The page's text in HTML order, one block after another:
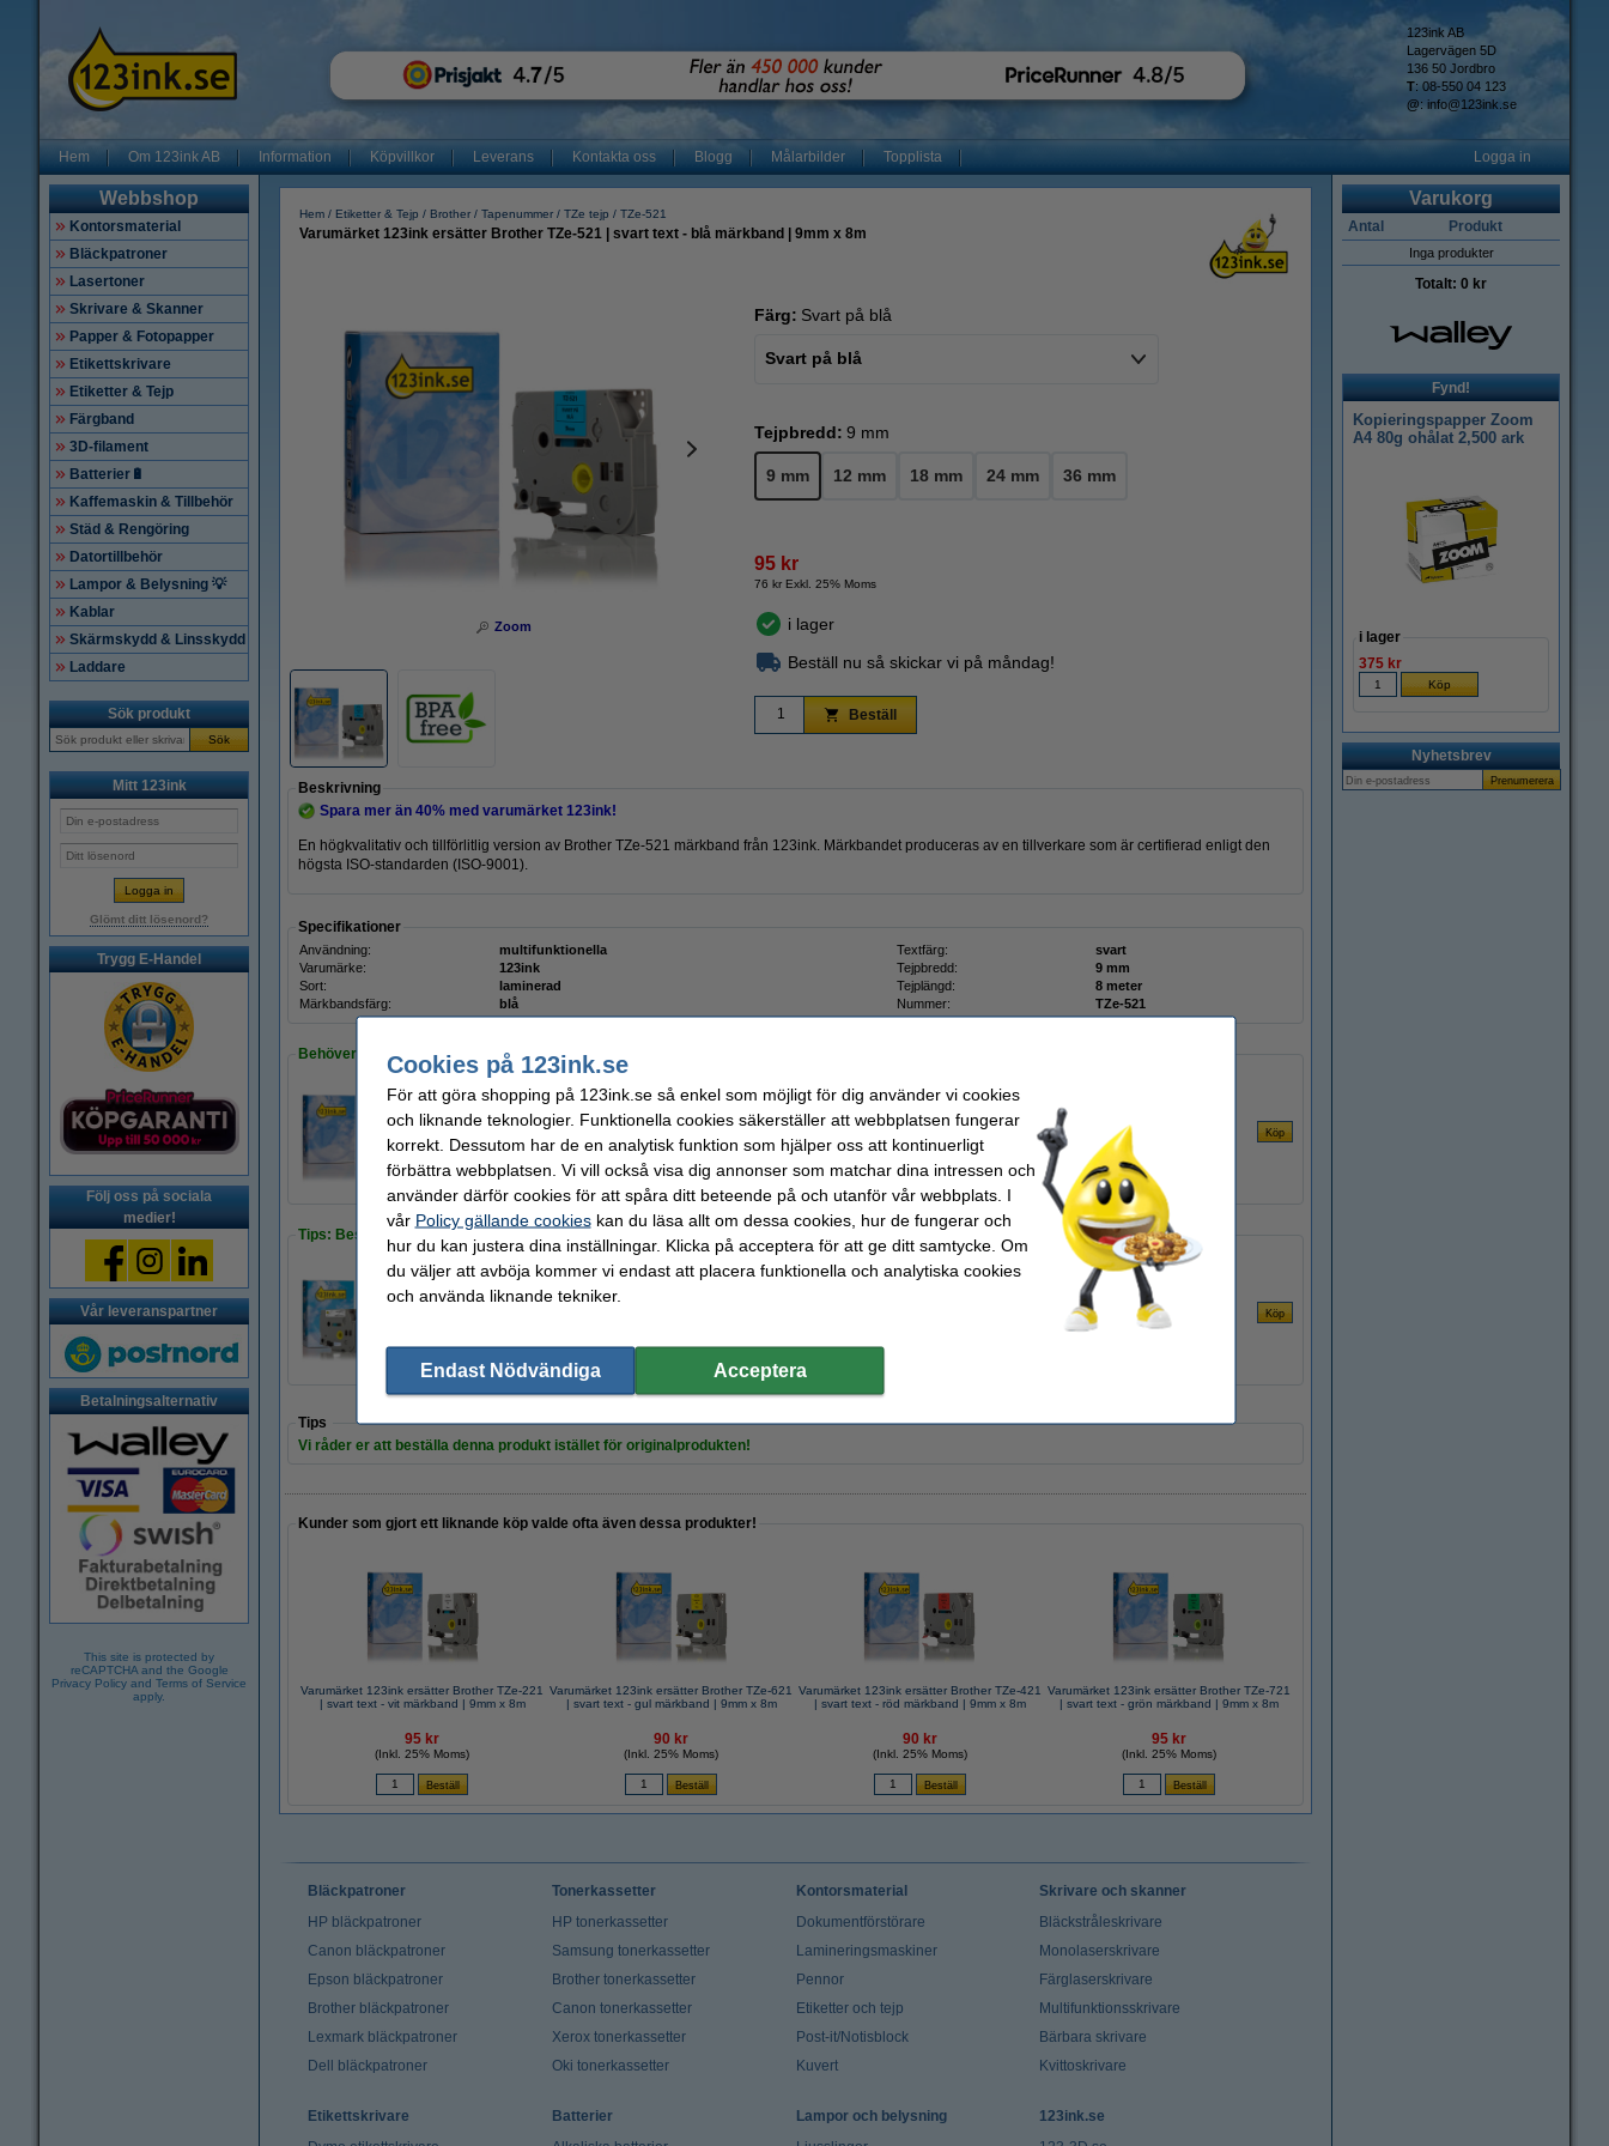
123ink AB
Lagervägen 5D
136 50 Jordbro
T: 08-550 04 123
@: info@123ink.se
Hem Om 123ink AB Information Köpvillkor Leverans Kontakta oss Blogg Målarbilder Topplista Logga in
Webbshop
Kontorsmaterial
Bläckpatroner
Lasertoner
Skrivare & Skanner
Papper & Fotopapper
Etikettskrivare
Etiketter & Tejp
Färgband
3D-filament
Batterier🔋
Kaffemaskin & Tillbehör
Städ & Rengöring
Datortillbehör
Lampor & Belysning 💡
Kablar
Skärmskydd & Linsskydd
Laddare
Sök produkt
Sök
Mitt 123ink
Glömt ditt lösenord?
Trygg E-Handel
Följ oss på sociala
medier!
Vår leveranspartner
Betalningsalternativ
This site is protected by
reCAPTCHA and the Google
Privacy Policy and Terms of Service
apply.
Hem Etiketter & Tejp Brother Tapenummer TZe tejp TZe-521
Varumärket 123ink ersätter Brother TZe-521 | svart text - blå märkband | 9mm x 8m
Zoom
Färg: Svart på blå
Svart på blå
Tejpbredd: 9 mm
9 mm 12 mm 18 mm 24 mm 36 mm
95 kr
76 kr Exkl. 25% Moms
i lager
Beställ nu så skickar vi på måndag!
Beställ
Beskrivning
Spara mer än 40% med varumärket 123ink!
En högkvalitativ och tillförlitlig version av Brother TZe-521 märkband från 123ink. Märkbandet produceras av en tillverkare som är certifierad enligt den
högsta ISO-standarden (ISO-9001).
Specifikationer
Användning: multifunktionella Textfärg:
svart
Varumärke:
123ink Tejpbredd:
9 mm
Sort:
laminerad Tejplängd:
8 meter
Märkbandsfärg:
blå Nummer: TZe-521
Behöver du fler?
Köp5stför endast
425 kr
Tips: Beställ multipack!
Varumärket 123ink ersätter Brother TZe-231+TZe-131+TZe-631 | svart text - vit/transparent/gul märkband | 12mm x 8m | 3st
Tips
Vi råder er att beställa denna produkt istället för originalprodukten!
Kunder som gjort ett liknande köp valde ofta även dessa produkter!
Varumärket 123ink ersätter Brother TZe-221
| svart text - vit märkband | 9mm x 8m
95 kr
(Inkl. 25% Moms)
Varumärket 123ink ersätter Brother TZe-621
| svart text - gul märkband | 9mm x 8m
90 kr
(Inkl. 25% Moms)
Varumärket 123ink ersätter Brother TZe-421
| svart text - röd märkband | 9mm x 8m
90 kr
(Inkl. 25% Moms)
Varumärket 123ink ersätter Brother TZe-721
| svart text - grön märkband | 9mm x 8m
95 kr
(Inkl. 25% Moms)
Varukorg
Antal Produkt
Inga produkter
Totalt: 0 kr
Fynd!
Kopieringspapper Zoom
A4 80g ohålat 2,500 ark
i lager
375 kr
Nyhetsbrev
Bläckpatroner
HP bläckpatroner
Canon bläckpatroner
Epson bläckpatroner
Brother bläckpatroner
Lexmark bläckpatroner
Dell bläckpatroner
Tonerkassetter
HP tonerkassetter
Samsung tonerkassetter
Brother tonerkassetter
Canon tonerkassetter
Xerox tonerkassetter
Oki tonerkassetter
Kontorsmaterial
Dokumentförstörare
Lamineringsmaskiner
Pennor
Etiketter och tejp
Post-it/Notisblock
Kuvert
Skrivare och skanner
Bläckstråleskrivare
Monolaserskrivare
Färglaserskrivare
Multifunktionsskrivare
Bärbara skrivare
Kvittoskrivare
Etikettskrivare
Batterier
Lampor och belysning
123ink.se
Cookies på 123ink.se
För att göra shopping på 123ink.se så enkel som möjligt för dig använder vi cookies
och liknande teknologier. Funktionella cookies säkerställer att webbplatsen fungerar
korrekt. Dessutom har de en analytisk funktion som hjälper oss att kontinuerligt
förbättra webbplatsen. Vi vill också visa dig annonser som matchar dina intressen och
använder därför cookies för att spåra ditt beteende på och utanför vår webbplats. I
vår Policy gällande cookieskan du läsa allt om dessa cookies, hur de fungerar och
hur du kan justera dina inställningar. Klicka på acceptera för att ge ditt samtycke. Om
du väljer att avböja kommer vi endast att placera funktionella och analytiska cookies
och använda liknande tekniker.
Endast Nödvändiga Acceptera